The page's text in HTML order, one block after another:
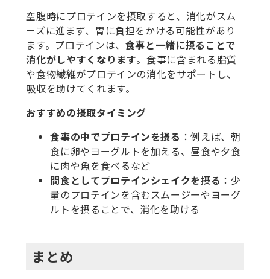
空腹時にプロテインを摂取すると、消化がスム
ーズに進まず、胃に負担をかける可能性があり
ます。プロテインは、 食事と一緒に摂ることで
消化がしやすくなります。食事に含まれる脂質
や食物繊維がプロテインの消化をサポートし、
吸収を助けてくれます。
おすすめの摂取タイミング
食事の中でプロテインを摂る ：例えば、朝
食に卵やヨーグルトを加える、昼食や夕食
に肉や魚を食べるなど
間食としてプロテインシェイクを摂る ：少
量のプロテインを含むスムージーやヨーグ
ルトを摂ることで、消化を助ける
まとめ